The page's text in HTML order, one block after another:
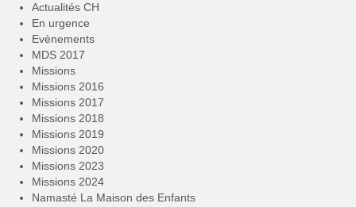
Actualités CH
En urgence
Evènements
MDS 2017
Missions
Missions 2016
Missions 2017
Missions 2018
Missions 2019
Missions 2020
Missions 2023
Missions 2024
Namasté La Maison des Enfants